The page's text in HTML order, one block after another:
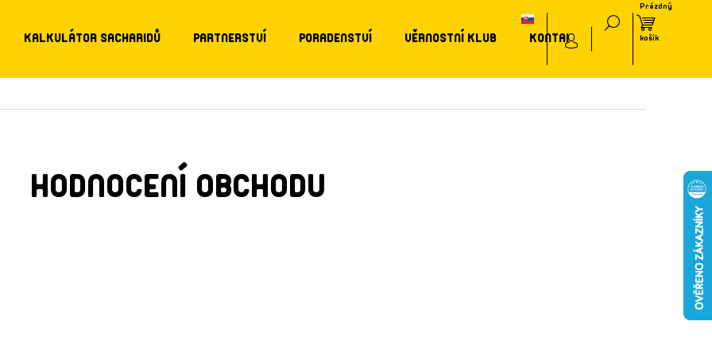
KALKULÁTOR SACHARIDŮ PARTNERSTVÍ PORADENSTVÍ VĚRNOSTNÍ KLUB KONTAKT
HODNOCENÍ OBCHODU